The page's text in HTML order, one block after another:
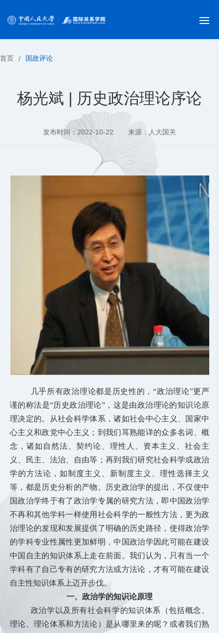
首页 / 国政评论
杨光斌 | 历史政治理论序论
发布时间：2022-10-22 来源：人大国关
几乎所有政治理论都是历史性的，“政治理论”更严
谨的称法是“历史政治理论”，这是由政治理论的知识论原
理决定的。从社会科学体系，诸如社会中心主义、国家中
心主义和政党中心主义；到我们耳熟能详的众多名词、概
念，诸如自然法、契约论、理性人、资本主义、社会主
义、民主、法治、自由等；再到我们研究社会科学或政治
学的方法论，如制度主义、新制度主义、理性选择主义
等，都是历史分析的产物。历史政治学的提出，不仅使中
国政治学终于有了政治学专属的研究方法，即中国政治学
不再和其他学科一样使用社会科学的一般性方法，更为政
治理论的发现和发展提供了明确的历史路径，使得政治学
的学科专业性属性更加鲜明，中国政治学因此可能在建设
中国自主的知识体系上走在前面。我们认为，只有当一个
学科有了自己专有的研究方法或方法论，才有可能在建设
自主性知识体系上迈开步伐。
一、政治学的知识论原理
政治学以及所有社会科学的知识体系（包括概念、
理论、理论体系和方法论）是从哪里来的呢？或者我们熟